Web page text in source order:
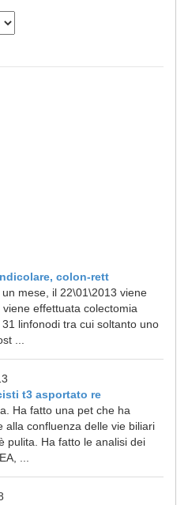
colon-rett
un mese, il 22\01\2013 viene
effettuata colectomia
linfonodi tra cui soltanto uno
...
t3 asportato re
Ha fatto una pet che ha
alla confluenza delle vie biliari
pulita. Ha fatto le analisi dei
...